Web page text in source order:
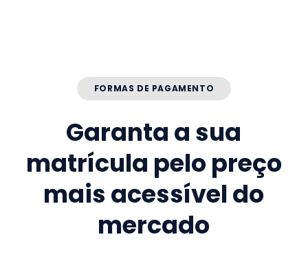
FORMAS DE PAGAMENTO
Garanta a sua
matrícula pelo preço
mais acessível do
mercado